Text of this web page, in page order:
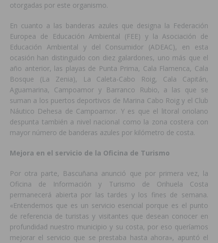
otorgadas por este organismo.
En cuanto a las banderas azules que designa la Federación
Europea de Educación Ambiental (FEE) y la Asociación de
Educación Ambiental y del Consumidor (ADEAC), en esta
ocasión han distinguido con diez galardones, uno más que el
año anterior, las playas de Punta Prima, Cala Flamenca, Cala
Bosque (La Zenia), La Caleta-Cabo Roig, Cala Capitán,
Aguamarina, Campoamor y Barranco Rubio, a las que se
suman a los puertos deportivos de Marina Cabo Roig y el Club
Náutico Dehesa de Campoamor. Y es que el litoral oriolano
despunta también a nivel nacional como la zona costera con
mayor número de banderas azules por kilómetro de costa.
Mejora en el servicio de la Oficina de Turismo
Por otra parte, Bascuñana anunció que por primera vez, la
Oficina de Información y Turismo de Orihuela Costa
permanecerá abierta por las tardes y los fines de semana.
«Entendemos que es un servicio esencial porque es el punto
de referencia de turistas y visitantes que desean conocer en
profundidad nuestro municipio y su costa, por eso queríamos
mejorar el servicio que se prestaba hasta ahora», apuntó el